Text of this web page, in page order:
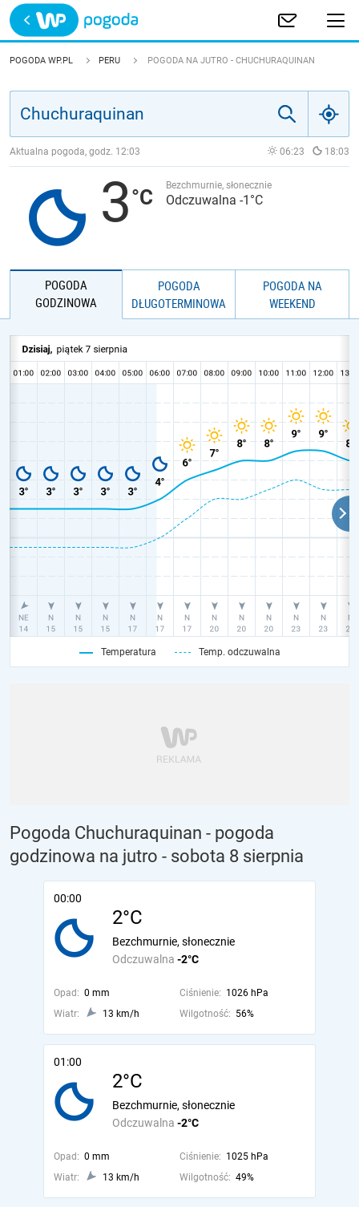
Trwa ładowanie
POLSKA
JAKOŚĆ POWIETRZA
POGODA WP.PL PERU POGODA NA JUTRO - CHUCHURAQUINAN
Aktualna pogoda, godz. 12:03 06:23 18:03
3 Bezchmurnie, słonecznie
Odczuwalna -1°C
POGODA
GODZINOWA
POGODA
DŁUGOTERMINOWA
POGODA NA
WEEKEND
Temperatura Temp. odczuwalna
Pogoda Chuchuraquinan - pogoda
godzinowa na jutro - sobota 8 sierpnia
00:00
2°C
Odczuwalna -2°C
Bezchmurnie, słonecznie
Opad: 0 mm Ciśnienie: 1026 hPa
Wiatr:
13 km/h Wilgotność: 56%
01:00
2°C
Odczuwalna -2°C
Bezchmurnie, słonecznie
Opad: 0 mm Ciśnienie: 1025 hPa
Wiatr:
13 km/h Wilgotność: 49%